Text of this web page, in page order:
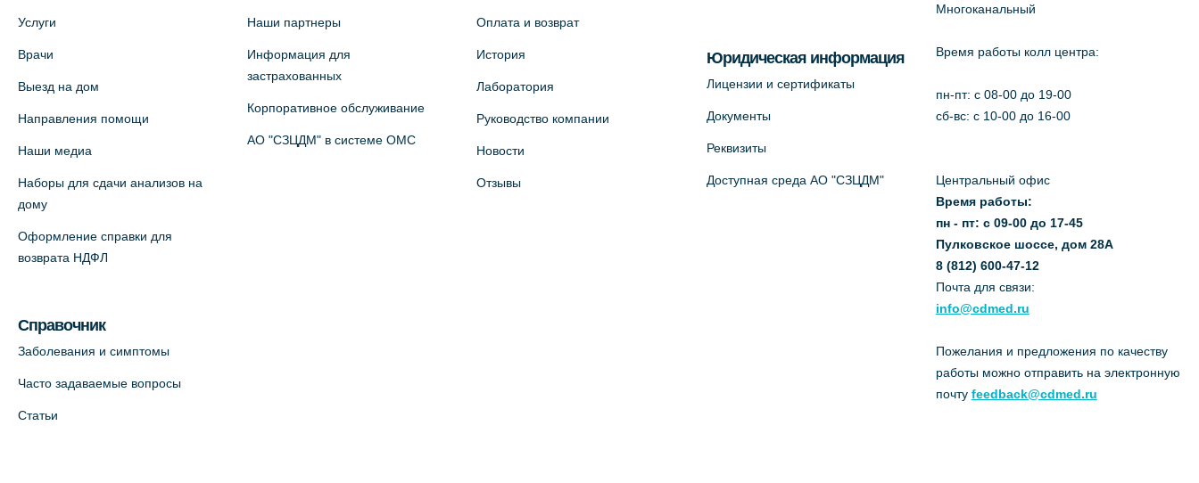
Медицинский центр на Богатырском
пр., 4 (официальный партнер)
Медицинский центр на ул. Моисеенко,
+7 (812) 660-73-69
Медицинский центр на пр.
Просвещения, 12к2 (официальный
Услуги
Врачи
Выезд на дом
Направления помощи
Наши медиа
Наборы для сдачи анализов на
дому
Оформление справки для
возврата НДФЛ
Справочник
Заболевания и симптомы
Часто задаваемые вопросы
Статьи
Наши партнеры
Информация для
застрахованных
Корпоративное обслуживание
АО "СЗЦДМ" в системе ОМС
Оплата и возврат
История
Лаборатория
Руководство компании
Новости
Отзывы
Юридическая информация
Лицензии и сертификаты
Документы
Реквизиты
Доступная среда АО "СЗЦДМ"
Многоканальный
Время работы колл центра:
пн-пт: c 08-00 до 19-00
сб-вс: с 10-00 до 16-00
Центральный офис
Время работы:
пн - пт: с 09-00 до 17-45
Пулковское шоссе, дом 28А
8 (812) 600-47-12
Почта для связи:
info@cdmed.ru
Пожелания и предложения по качеству
работы можно отправить на электронную
почту feedback@cdmed.ru